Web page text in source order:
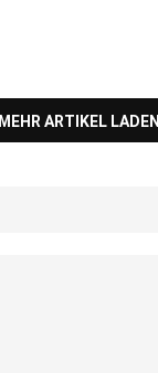
MEHR ARTIKEL LADEN